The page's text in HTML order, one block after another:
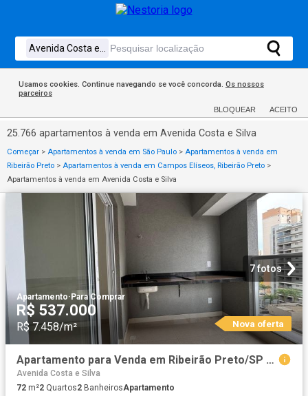
Usamos cookies. Continue navegando se você concorda. Os nossos
parceiros
BLOQUEAR ACEITO
25.766 apartamentos à venda em Avenida Costa e Silva
Começar > Apartamentos à venda em São Paulo > Apartamentos à venda em
Ribeirão Preto > Apartamentos à venda em Campos Elíseos, Ribeirão Preto >
Apartamentos à venda em Avenida Costa e Silva
7 fotos
Apartamento· Para Comprar
R$ 537.000
R$ 7.458/m² Nova oferta
Apartamento para Venda em Ribeirão Preto/SP Ribeirânia 2 Quartos
Avenida Costa e Silva
72 m²2 Quartos2 BanheirosApartamento